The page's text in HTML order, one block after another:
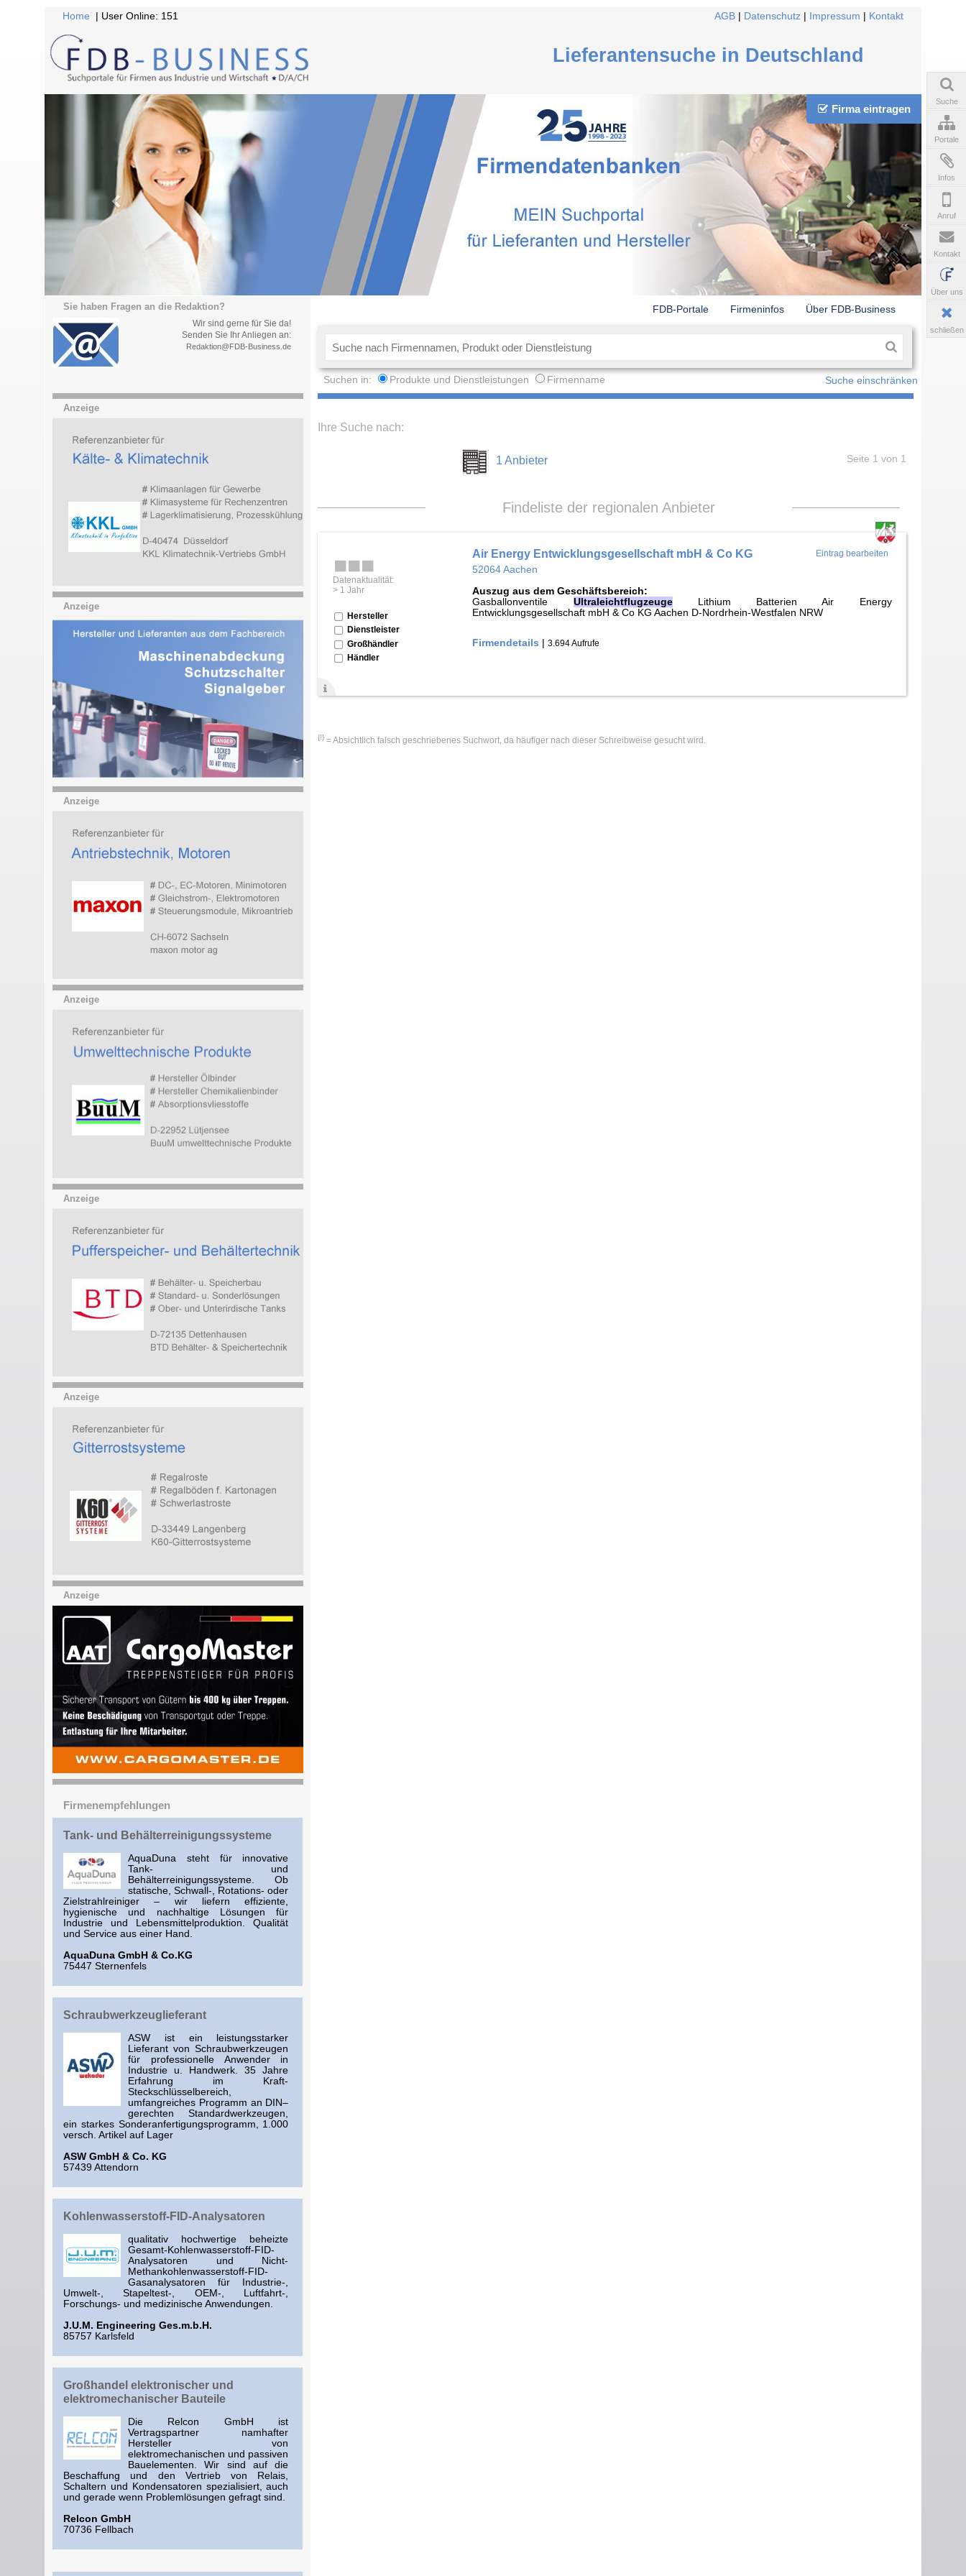
Home | User Online: 151 AGB Datenschutz Impressum Kontakt
Lieferantensuche in Deutschland
Firma eintragen
Sie haben Fragen an die Redaktion?
Wir sind gerne für Sie da!
Senden Sie Ihr Anliegen an:
Redaktion@FDB-Business.de
FDB-Portale Firmeninfos Über FDB-Business
Suchen in: Produkte und Dienstleistungen Firmenname Suche einschränken
Anzeige
Anzeige
Anzeige
Anzeige
Anzeige
Anzeige
Anzeige
Firmenempfehlungen
Tank- und Behälterreinigungssysteme
AquaDuna steht für innovative
Tank- und
Behälterreinigungssysteme. Ob
statische, Schwall-, Rotations- oder
Zielstrahlreiniger – wir liefern effiziente,
hygienische und nachhaltige Lösungen für
Industrie und Lebensmittelproduktion. Qualität
und Service aus einer Hand.
AquaDuna GmbH & Co.KG
75447 Sternenfels
Schraubwerkzeuglieferant
ASW ist ein leistungsstarker
Lieferant von Schraubwerkzeugen
für professionelle Anwender in
Industrie u. Handwerk. 35 Jahre
Erfahrung im Kraft-
Steckschlüsselbereich,
umfangreiches Programm an DIN–
gerechten Standardwerkzeugen,
ein starkes Sonderanfertigungsprogramm, 1.000
versch. Artikel auf Lager
ASW GmbH & Co. KG
57439 Attendorn
Kohlenwasserstoff-FID-Analysatoren
qualitativ hochwertige beheizte
Gesamt-Kohlenwasserstoff-FID-
Analysatoren und Nicht-
Methankohlenwasserstoff-FID-
Gasanalysatoren für Industrie-,
Umwelt-, Stapeltest-, OEM-, Luftfahrt-,
Forschungs- und medizinische Anwendungen.
J.U.M. Engineering Ges.m.b.H.
85757 Karlsfeld
Großhandel elektronischer und
elektromechanischer Bauteile
Die Relcon GmbH ist
Vertragspartner namhafter
Hersteller von
elektromechanischen und passiven
Bauelementen. Wir sind auf die
Beschaffung und den Vertrieb von Relais,
Schaltern und Kondensatoren spezialisiert, auch
und gerade wenn Problemlösungen gefragt sind.
Relcon GmbH
70736 Fellbach
Ihre Suche nach:
1 Anbieter Seite 1 von 1
Findeliste der regionalen Anbieter
Datenaktualität:
> 1 Jahr
Hersteller
Dienstleister
Großhändler
Händler
Eintrag bearbeiten
Air Energy Entwicklungsgesellschaft mbH & Co KG
52064 Aachen
Auszug aus dem Geschäftsbereich:
Gasballonventile UltraleichtflugzeugeLithium Batterien Air Energy
Entwicklungsgesellschaft mbH & Co KG Aachen D-Nordrhein-Westfalen NRW
Firmendetails |3.694 Aufrufe
{!} = Absichtlich falsch geschriebenes Suchwort, da häufiger nach dieser Schreibweise gesucht wird.
Suche
Portale
Infos
Anruf
Kontakt
Über uns
schließen